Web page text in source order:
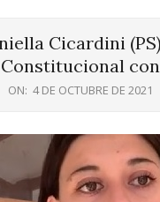
Cicardini
ON: 4 DE OCTUBRE DE 2021